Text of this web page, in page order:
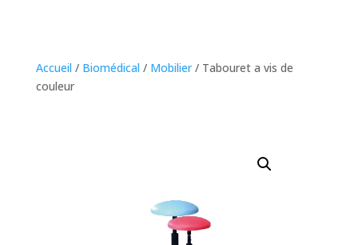
Accueil / Biomédical / Mobilier/ Tabouret a vis de
couleur